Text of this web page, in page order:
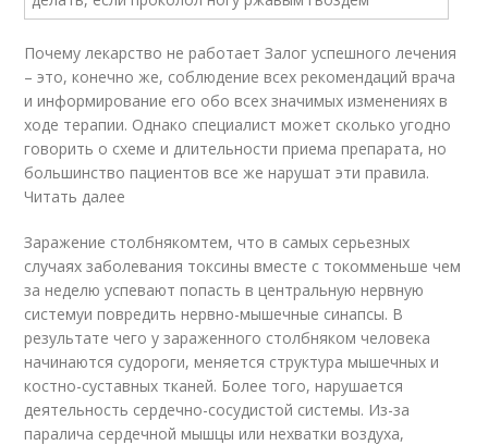
Почему лекарство не работает Залог успешного лечения
– это, конечно же, соблюдение всех рекомендаций врача
и информирование его обо всех значимых изменениях в
ходе терапии. Однако специалист может сколько угодно
говорить о схеме и длительности приема препарата, но
большинство пациентов все же нарушат эти правила.
Читать далее
Заражение столбнякомтем, что в самых серьезных
случаях заболевания токсины вместе с токомменьше чем
за неделю успевают попасть в центральную нервную
системуи повредить нервно-мышечные синапсы. В
результате чего у зараженного столбняком человека
начинаются судороги, меняется структура мышечных и
костно-суставных тканей. Более того, нарушается
деятельность сердечно-сосудистой системы. Из-за
паралича сердечной мышцы или нехватки воздуха,